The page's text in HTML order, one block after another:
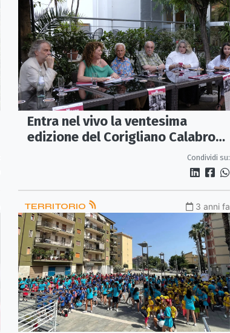
Entra nel vivo la ventesima
edizione del Corigliano Calabro
Fotografia: oggi il primo incontro
Condividi su:
TERRITORIO 3 anni fa